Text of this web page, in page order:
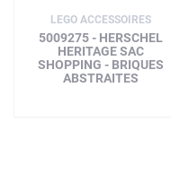
LEGO ACCESSOIRES
5009275 - HERSCHEL
HERITAGE SAC
SHOPPING - BRIQUES
ABSTRAITES